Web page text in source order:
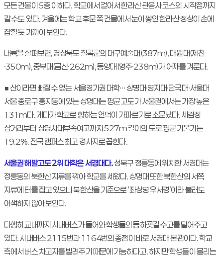
모든 건물이 5층 이하다. 학교에서 걸어서 한라산 관음사 코스의 시작점까지
갈 수도 있다. 겨울에는 학교 후문 쪽 건물에서 눈이 쌓인 한라산 정상이 손에
잡힐 듯 가까이 보인다.
내륙을 살펴보면, 경상북도 칠곡군의 대구예술대(387m), 대원대(제천
·350m), 중부대(금산·262m), 동양대(영주·238m)가 어깨를 겨룬다.
■ 산이라면 빠질 수 없는 서울경기권 대학… 상명대·명지대·단국대·서울대
서울 종로구 홍지동에 있는 상명대는 평균 고도가 서울권에서는 가장 높은
131m다. 게다가 학교로 향하는 언덕이 가파르기로 소문났다. 세검정
삼거리부터 상명사대부속여고까지 527m 길이의 도로 평균 기울기는
19.2%. 전국 캠퍼스 최고 경사지로 꼽힌다.
서울권 해발고도 2위 대학은 서경대다.성북구 정릉동에 위치한 서경대는
정릉동의 북한산 지류를 깎아 학교를 세웠다. 상명대 또한 북한산의 서쪽
지류에 터를 잡고 있으니 북한산을 기준으로 ‘좌상명 우서경’이라 불러도
어색하지 않아 보인다.
다행히 교내까지 시내버스가 들어와 학생들의 등하굣길 수고를 덜어주고
있다. 시내버스 2115번과 1164번의 종점이 바로 서경대 본관이다. 학교
측에서 버스 차고지를 빌려주기 때문에 가능하다고. 하지만 학생들이 몰리는